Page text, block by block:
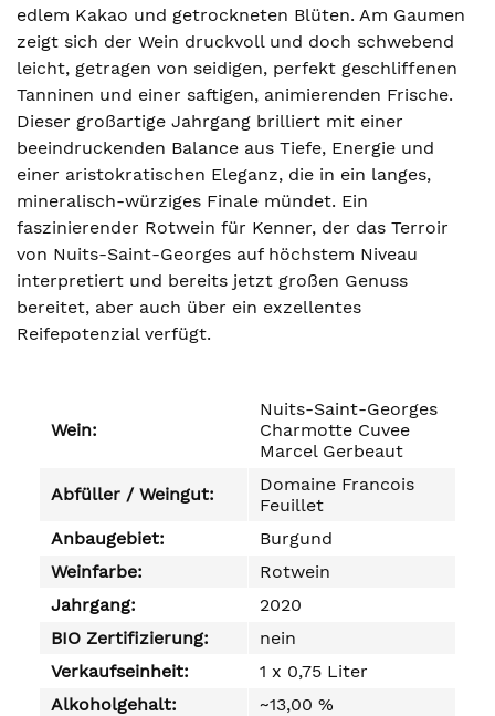
edlem Kakao und getrockneten Blüten. Am Gaumen
zeigt sich der Wein druckvoll und doch schwebend
leicht, getragen von seidigen, perfekt geschliffenen
Tanninen und einer saftigen, animierenden Frische.
Dieser großartige Jahrgang brilliert mit einer
beeindruckenden Balance aus Tiefe, Energie und
einer aristokratischen Eleganz, die in ein langes,
mineralisch-würziges Finale mündet. Ein
faszinierender Rotwein für Kenner, der das Terroir
von Nuits-Saint-Georges auf höchstem Niveau
interpretiert und bereits jetzt großen Genuss
bereitet, aber auch über ein exzellentes
Reifepotenzial verfügt.
Wein:
Nuits-Saint-Georges
Charmotte Cuvee
Marcel Gerbeaut
Abfüller / Weingut:
Domaine Francois
Feuillet
Anbaugebiet:
Burgund
Weinfarbe:
Rotwein
Jahrgang:
2020
BIO Zertifizierung:
nein
Verkaufseinheit:
1 x 0,75 Liter
Alkoholgehalt:
~13,00 %